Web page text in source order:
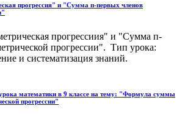
прогрессия" и "Сумма п-первых членов
прогрессиия" и "Сумма п-
прогрессии". Тип урока:
и систематизация знаний.
математики в 9 классе на тему: "Формула суммы
прогрессии"